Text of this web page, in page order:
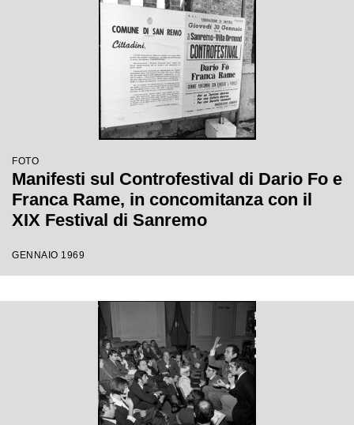
FOTO
Manifesti sul Controfestival di Dario Fo e
Franca Rame, in concomitanza con il
XIX Festival di Sanremo
GENNAIO 1969